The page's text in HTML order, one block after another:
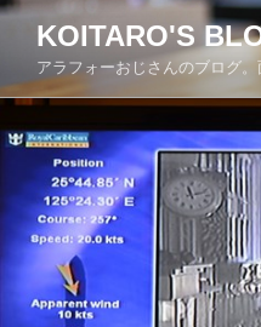
コ
ン
ツ
キ
ッ
KOITARO'S
アラフォーおじさんのブログ